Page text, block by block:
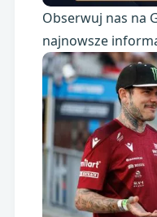
Obserwuj nas na
najnowsze